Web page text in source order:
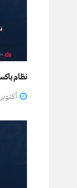
نظام
أكتوبر 21, 2025